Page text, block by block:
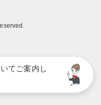
てご案内し